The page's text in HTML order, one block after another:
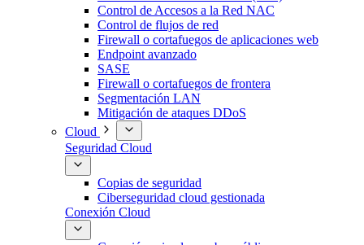
Control de Accesos a la Red NAC
Control de flujos de red
Firewall o cortafuegos de aplicaciones web
Endpoint avanzado
SASE
Firewall o cortafuegos de frontera
Segmentación LAN
Mitigación de ataques DDoS
Cloud
Seguridad Cloud
Copias de seguridad
Ciberseguridad cloud gestionada
Conexión Cloud